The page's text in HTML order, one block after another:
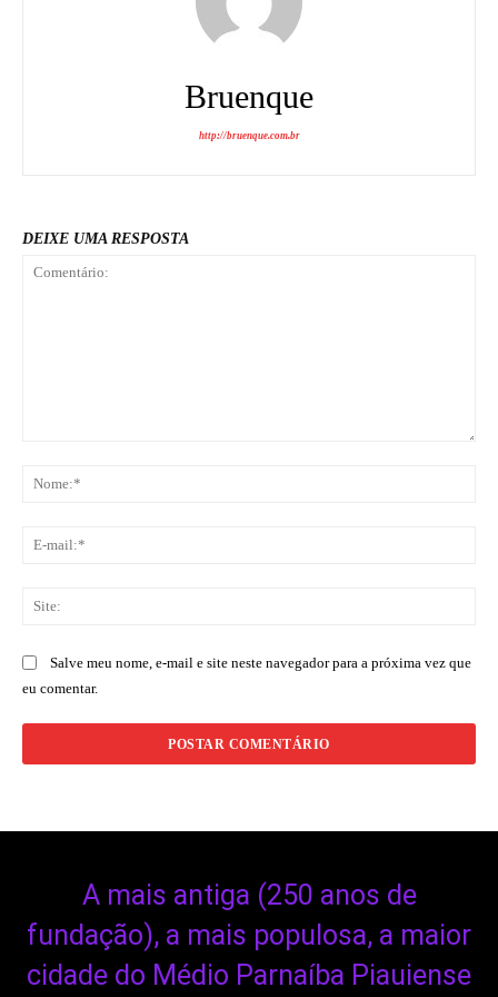
Bruenque
http://bruenque.com.br
DEIXE UMA RESPOSTA
Salve meu nome, e-mail e site neste navegador para a próxima vez que
eu comentar.
A mais antiga (250 anos de
fundação), a mais populosa, a maior
cidade do Médio Parnaíba Piauiense